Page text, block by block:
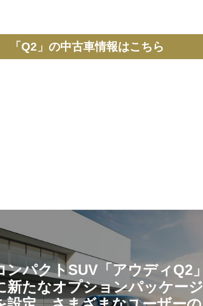
「Q2」の中古車情報はこちら
ンパクトSUV「アウディQ2」
新たなオプションパッケージ